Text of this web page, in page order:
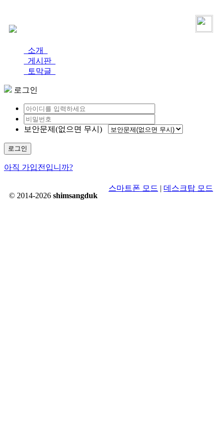
소개
게시판
토막글
로그인
보안문제(없으면 무시)
로그인
아직 가입전입니까?
© 2014-2026 shimsangduk
스마트폰 모드 | 데스크탑 모드